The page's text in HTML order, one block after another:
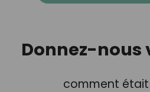
Donnez-nous
comment était